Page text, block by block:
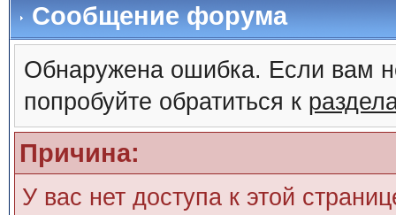
Сообщение форума
Обнаружена ошибка. Если вам
попробуйте обратиться к
Причина:
У вас нет доступа к этой